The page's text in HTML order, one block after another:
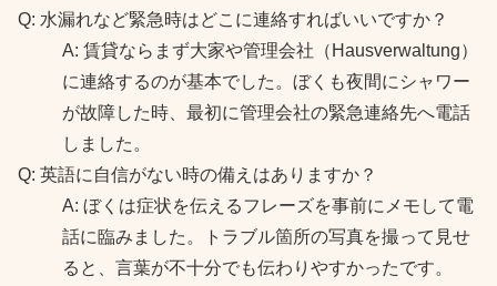
Q: 水漏れなど緊急時はどこに連絡すればいいですか？
A: 賃貸ならまず大家や管理会社（Hausverwaltung）
に連絡するのが基本でした。ぼくも夜間にシャワー
が故障した時、最初に管理会社の緊急連絡先へ電話
しました。
Q: 英語に自信がない時の備えはありますか？
A: ぼくは症状を伝えるフレーズを事前にメモして電
話に臨みました。トラブル箇所の写真を撮って見せ
ると、言葉が不十分でも伝わりやすかったです。